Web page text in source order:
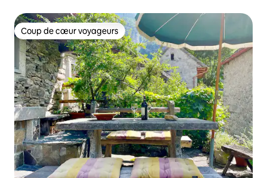
Coup de cœur voyageurs
Coup de cœur voyageurs